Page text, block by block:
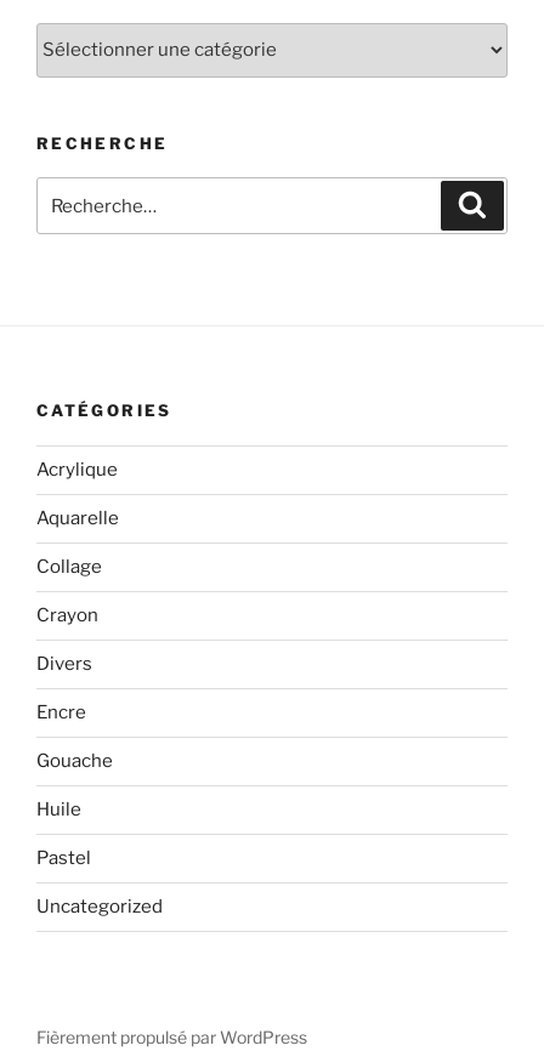
Techniques
RECHERCHE
pour
CATÉGORIES
Acrylique
Aquarelle
Collage
Crayon
Divers
Encre
Gouache
Huile
Pastel
Uncategorized
Fièrement propulsé par WordPress